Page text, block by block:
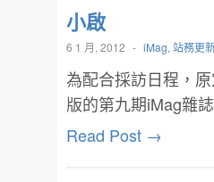
小啟
6 1 月, 2012 - iMag, 站務更
為配合採訪日程，
版的第九期iMag雜
Read Post →